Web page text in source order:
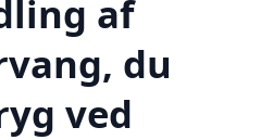
af
du
ved